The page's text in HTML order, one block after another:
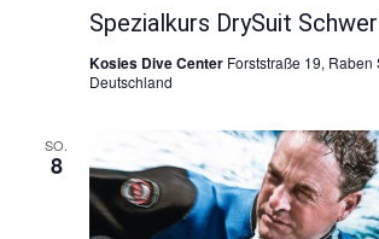
Spezialkurs DrySuit
Kosies Dive Center Forststraße 19, Raben
Deutschland
SO.
8